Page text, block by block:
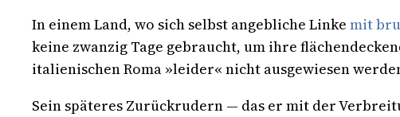
In einem Land, wo sich selbst angebliche Linke mit
keine zwanzig Tage gebraucht, um ihre
italienischen Roma »leider« nicht ausgewiesen
Sein späteres Zurückrudern — das er mit der